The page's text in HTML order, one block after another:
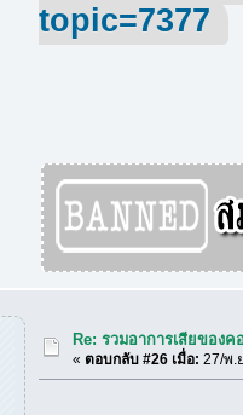
topic=7377
Re: รวมอาการเสียของ
«ตอบกลับ #26 เมื่อ: 27/พ.